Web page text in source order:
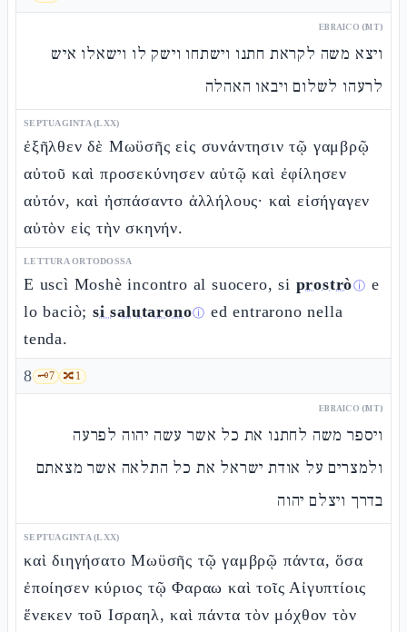
EBRAICO (MT)
ויצא משה לקראת חתנו וישתחו וישק לו וישאלו איש
לרעהו לשלום ויבאו האהלה
SEPTUAGINTA (LXX)
ἐξῆλθεν δὲ Μωϋσῆς εἰς συνάντησιν τῷ γαμβρῷ
αὐτοῦ καὶ προσεκύνησεν αὐτῷ καὶ ἐφίλησεν
αὐτόν, καὶ ἠσπάσαντο ἀλλήλους· καὶ εἰσήγαγεν
αὐτὸν εἰς τὴν σκηνήν.
LETTURA ORTODOSSA
E uscì Moshè incontro al suocero, si prostròⓘ e
lo baciò;si salutaronoⓘ ed entrarono nella
tenda.
8 🗝️7 🔀1
EBRAICO (MT)
ויספר משה לחתנו את כל אשר עשה יהוה לפרעה
ולמצרים על אודת ישראל את כל התלאה אשר מצאתם
בדרך ויצלם יהוה
SEPTUAGINTA (LXX)
καὶ διηγήσατο Μωϋσῆς τῷ γαμβρῷ πάντα, ὅσα
ἐποίησεν κύριος τῷ Φαραω καὶ τοῖς Αἰγυπτίοις
ἕνεκεν τοῦ Ισραηλ, καὶ πάντα τὸν μόχθον τὸν